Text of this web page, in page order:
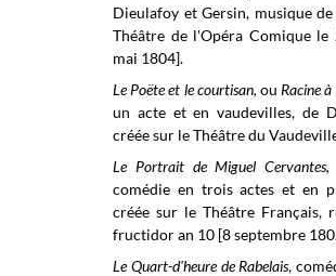
Dieulafoy et Gersin, musique
Théâtre de l'Opéra Comiquele
mai 1804].
Le Poëte et le courtisan, ou Racine à
un acte et en vaudevilles, de
créée sur leThéâtre du
Le Portrait de Miguel Cervantes,
comédie en trois actes et en
créée sur le Théâtre Français,
fructidor an 10 [8 septembre
Le Quart-d'heure de Rabelais,